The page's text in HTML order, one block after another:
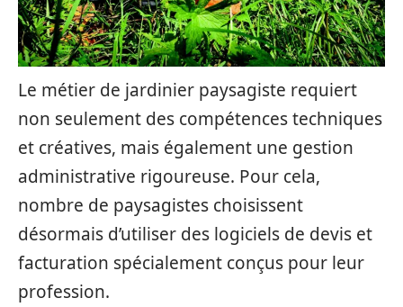
Le métier de jardinier paysagiste requiert
non seulement des compétences techniques
et créatives, mais également une gestion
administrative rigoureuse. Pour cela,
nombre de paysagistes choisissent
désormais d’utiliser des logiciels de devis et
facturation spécialement conçus pour leur
profession.